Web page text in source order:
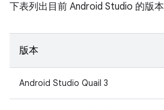
下表列出目前 Android Studio 的版本
版本
Android Studio Quail 3